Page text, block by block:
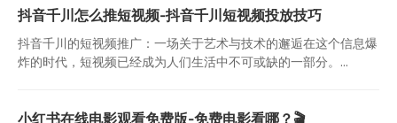
抖音千川怎么推短视频-抖音千川短视频投放技巧
抖音千川的短视频推广：一场关于艺术与技术的邂逅在这个信息爆
炸的时代，短视频已经成为人们生活中不可或缺的一部分。...
小红书在线电影观看免费版-免费电影看哪？🎬